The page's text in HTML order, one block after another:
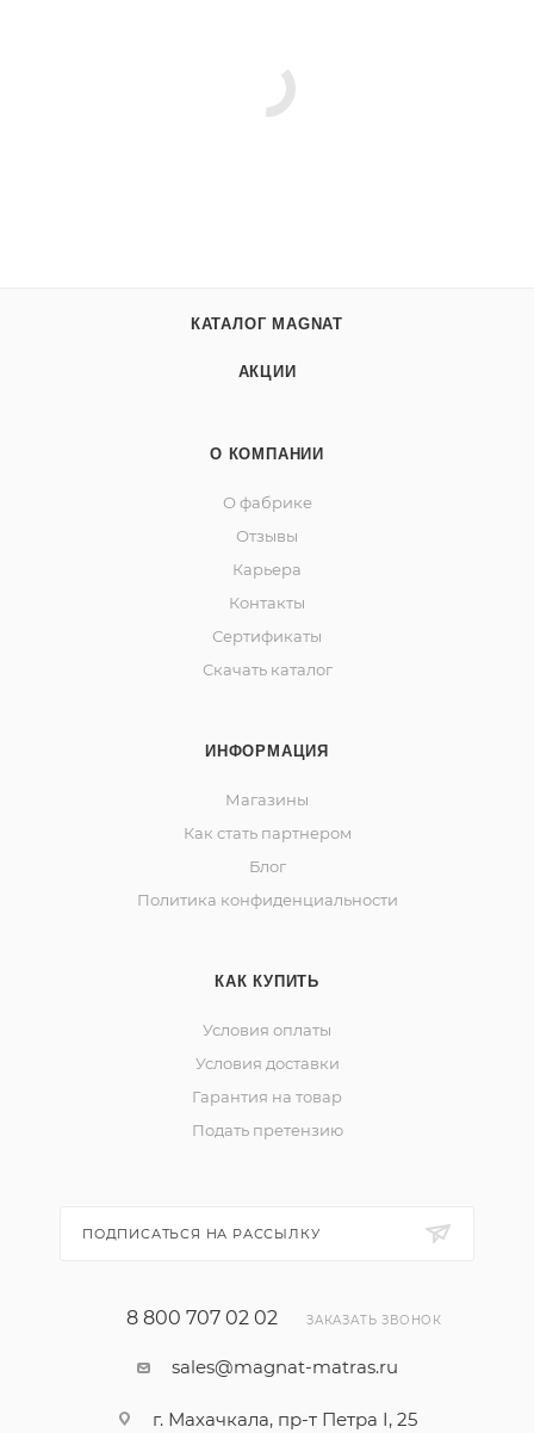
КАТАЛОГ MAGNAT
АКЦИИ
О КОМПАНИИ
О фабрике
Отзывы
Карьера
Контакты
Сертификаты
Скачать каталог
ИНФОРМАЦИЯ
Магазины
Как стать партнером
Блог
Политика конфиденциальности
КАК КУПИТЬ
Условия оплаты
Условия доставки
Гарантия на товар
Подать претензию
ПОДПИСАТЬСЯ НА РАССЫЛКУ
8 800 707 02 02 ЗАКАЗАТЬ ЗВОНОК
sales@magnat-matras.ru
г. Махачкала, пр-т Петра I, 25